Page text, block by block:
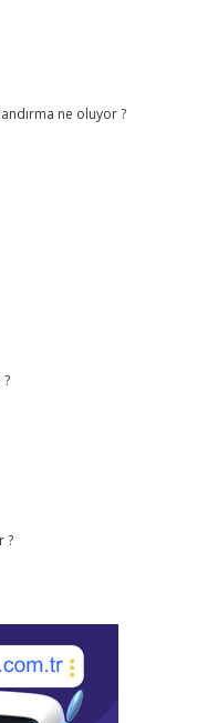
ne oluyor ?
?